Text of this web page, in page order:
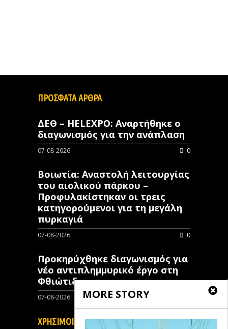
MORE STORY
ΠΡΟΣΦΑΤΑ ΑΡΘΡΑ
ΔΕΘ – HELEXPO: Αναρτήθηκε ο
διαγωνισμός για την ανάπλαση
07-08-2026 0
Βοιωτία: Αναστολή λειτουργίας
του αιολικού πάρκου –
Προφυλακίστηκαν οι τρεις
κατηγορούμενοι για τη μεγάλη
πυρκαγιά
07-08-2026 0
Προκηρύχθηκε διαγωνισμός για
νέo αντιπλημμυρικό έργο στη
Φθιώτιδα
07-08-2026
ΧΡΗΣΙΜΟΙ ΣΥΝΔΕΣΜΟΙ